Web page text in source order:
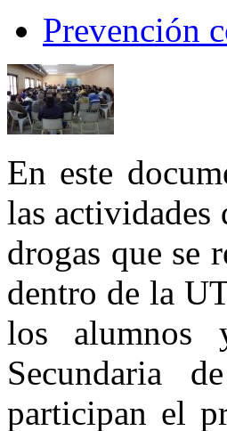
Prevención
En este
las actividades
drogas que se
dentro de la
los alumnos
Secundaria
participan el